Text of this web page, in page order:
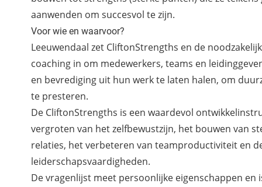
aanwenden om succesvol te zijn.
Voor wie en waarvoor?
Leeuwendaal zet CliftonStrengths en de
coaching in om medewerkers, teams en
en bevrediging uit hun werk te laten halen, om
te presteren.
De CliftonStrengths is een waardevol
vergroten van het zelfbewustzijn, het bouwen van
relaties, het verbeteren van teamproductiviteit en
leiderschapsvaardigheden.
De vragenlijst meet persoonlijke eigenschappen en